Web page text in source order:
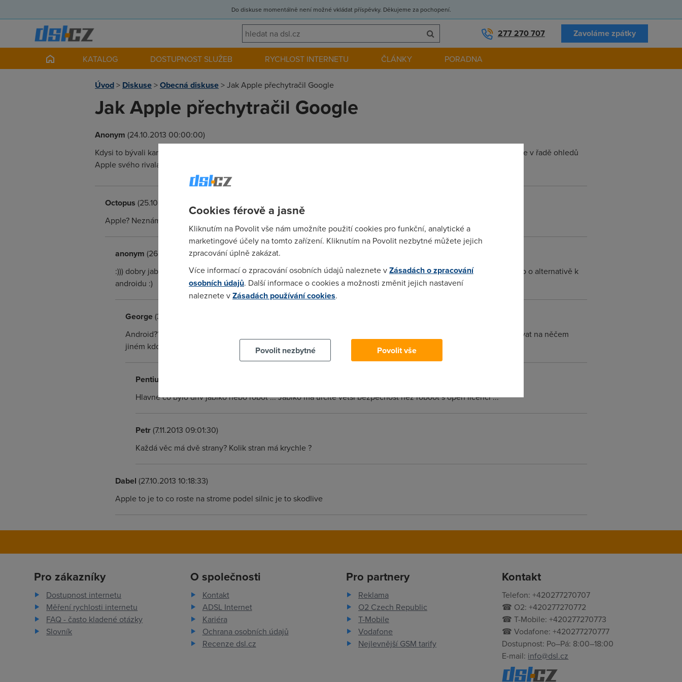
Do diskuse momentálně není možné vkládat příspěvky. Děkujeme za pochopení.
277 270 707 Zavoláme zpátky
KATALOG DOSTUPNOST SLUŽEB RYCHLOST INTERNETU ČLÁNKY PORADNA
Úvod> Diskuse>Obecná diskuse>Jak Apple přechytračil Google
Jak Apple přechytračil Google
Anonym (24.10.2013 00:00:00)
Kdysi to bývali kamarádi, teď si jdou po krku. Na jedné straně Google prolomil dominanci Applu, na druhé straně se zdá, že v řadě ohledů
Apple svého rivala přechytračil.
Octopus (25.10.2013 14:09:34)
Apple? Neznám.
anonym (26.10.2013 23:05:01)
:))) dobry jablečné vyrobky nevím zatím nemají to co potřebuji ! až to budou nabízet , pak začnu o nich uvažovat jako o alternativě k
androidu :)
George(30.10.2013 13:41:07)
Android??? neznám... what is it? :) Myslím, že každá věc má dvě strany... Ja osobně si nedovedu představit pracovat na něčem
jiném kdo nezkusil nepochopí.
Pentium
Hlavne co bylo driv jablko nebo robot ... Jablko ma urcite vetsi bezpecnost nez roboot s open licenci ...
Petr(7.11.2013 09:01:30)
Každá věc má dvě strany? Kolik stran má krychle ?
Dabel (27.10.2013 10:18:33)
Apple to je to co roste na strome podel silnic je to skodlive
Pro zákazníky
Dostupnost internetu
Měření rychlosti internetu
FAQ - často kladené otázky
Slovník
O společnosti
Kontakt
ADSL Internet
Kariéra
Ochrana osobních údajů
Recenze dsl.cz
Pro partnery
Reklama
O2 Czech Republic
T-Mobile
Vodafone
Nejlevnější GSM tarify
Kontakt
Telefon: +420277270707
☎ O2: +420277270772
☎ T-Mobile: +420277270773
☎ Vodafone: +420277270777
Dostupnost: Po–Pá: 8:00–18:00
E-mail: info@dsl.cz
Cookies férově a jasně
Kliknutím na Povolit vše nám umožníte použití cookies pro funkční, analytické a
marketingové účely na tomto zařízení. Kliknutím na Povolit nezbytné můžete jejich
zpracování úplně zakázat.
Více informací o zpracování osobních údajů naleznete vZásadách o zpracování
osobních údajů. Další informace o cookies a možnosti změnit jejich nastavení
naleznete vZásadách používání cookies.
Povolit nezbytné
Povolit vše